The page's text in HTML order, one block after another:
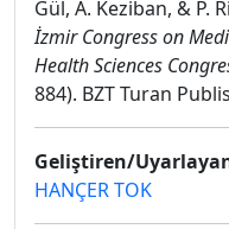
Gül, A. Keziban, & P.
İzmir Congress on
Health Sciences
884). BZT Turan
Geliştiren/
HANÇER TOK